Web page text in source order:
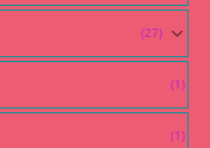
(27)
(1)
(1)